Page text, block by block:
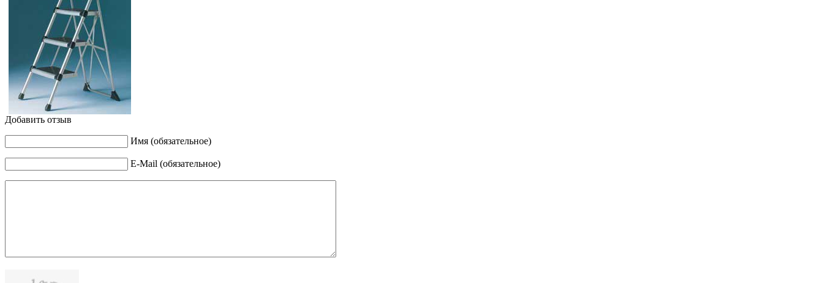
Добавить отзыв
Имя (обязательное)
E-Mail (обязательное)